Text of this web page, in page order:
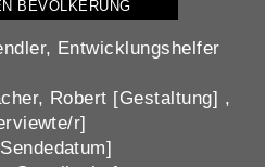
BEVÖLKERUNG
Entwicklungshelfer
Robert [Gestaltung] ,
r]